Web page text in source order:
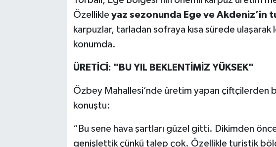
Özellikle yaz sezonunda Ege ve Akdeniz’in
karpuzlar, tarladan sofraya kısa sürede
konumda.
ÜRETİCİ: "BU YIL BEKLENTİMİZ YÜKSEK"
Özbey Mahallesi’nde üretim yapan çiftçilerden
konuştu:
“Bu sene hava şartları güzel gitti. Dikimden önce
genişlettik çünkü talep çok. Özellikle turistik